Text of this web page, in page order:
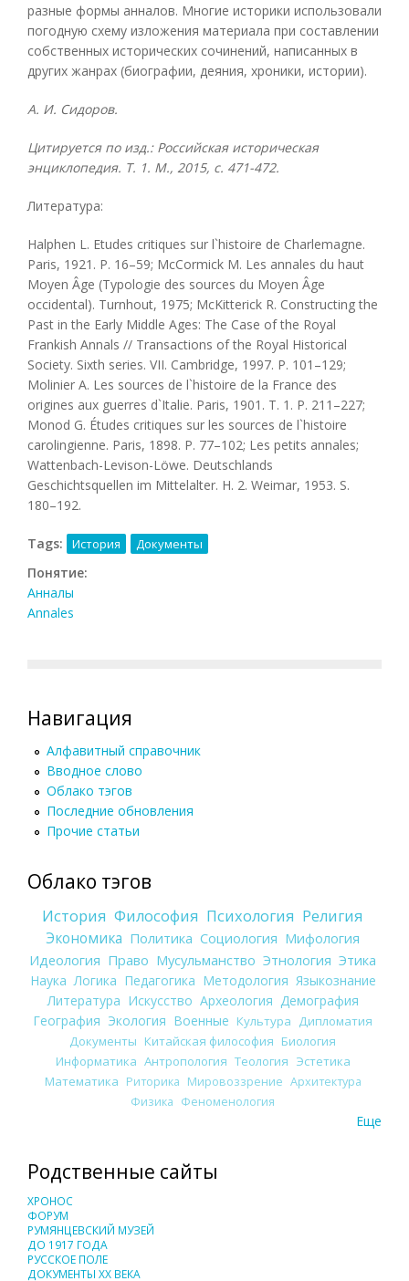
разные формы анналов. Многие историки использовали
погодную схему изложения материала при составлении
собственных исторических сочинений, написанных в
других жанрах (биографии, деяния, хроники, истории).
А. И. Сидоров.
Цитируется по изд.: Российская историческая
энциклопедия. Т. 1. М., 2015, с. 471-472.
Литература:
Halphen L. Etudes critiques sur l`histoire de Charlemagne.
Paris, 1921. P. 16–59; McCormick M. Les annales du haut
Moyen Âge (Typologie des sources du Moyen Âge
occidental). Turnhout, 1975; McKitterick R. Constructing the
Past in the Early Middle Ages: The Case of the Royal
Frankish Annals // Transactions of the Royal Historical
Society. Sixth series. VII. Cambridge, 1997. P. 101–129;
Molinier A. Les sources de l`histoire de la France des
origines aux guerres d`Italie. Paris, 1901. T. 1. P. 211–227;
Monod G. Études critiques sur les sources de l`histoire
carolingienne. Paris, 1898. P. 77–102; Les petits annales;
Wattenbach-Levison-Löwe. Deutschlands
Geschichtsquellen im Mitte­lalter. H. 2. Weimar, 1953. S.
180–192.
Tags: История Документы
Понятие:
Анналы
Annales
Навигация
Алфавитный справочник
Вводное слово
Облако тэгов
Последние обновления
Прочие статьи
Облако тэгов
История Философия Психология Религия
Экономика Политика Социология Мифология
Идеология Право Мусульманство Этнология Этика
Наука Логика Педагогика Методология Языкознание
Литература Искусство Археология Демография
География Экология Военные Культура
Дипломатия
Документы Китайская философия Биология
Информатика Антропология Теология Эстетика
Математика Риторика Мировоззрение Архитектура
Физика Феноменология
Еще
Родственные сайты
ХРОНОС
ФОРУМ
РУМЯНЦЕВСКИЙ МУЗЕЙ
ДО 1917 ГОДА
РУССКОЕ ПОЛЕ
ДОКУМЕНТЫ XX ВЕКА